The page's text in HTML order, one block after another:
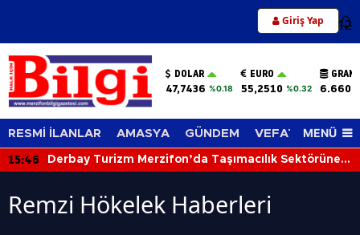
Giriş Yap 12
DOLAR
47,7436 %0.18
EURO
55,2510 %0.32
RESMİ İLANLAR AMASYA GÜNDEM VEFAT EDENLER
MENÜ
15:46
Derbay Turizm Merzifon’da Taşımacılık Sektörüne
Remzi Hökelek Haberleri